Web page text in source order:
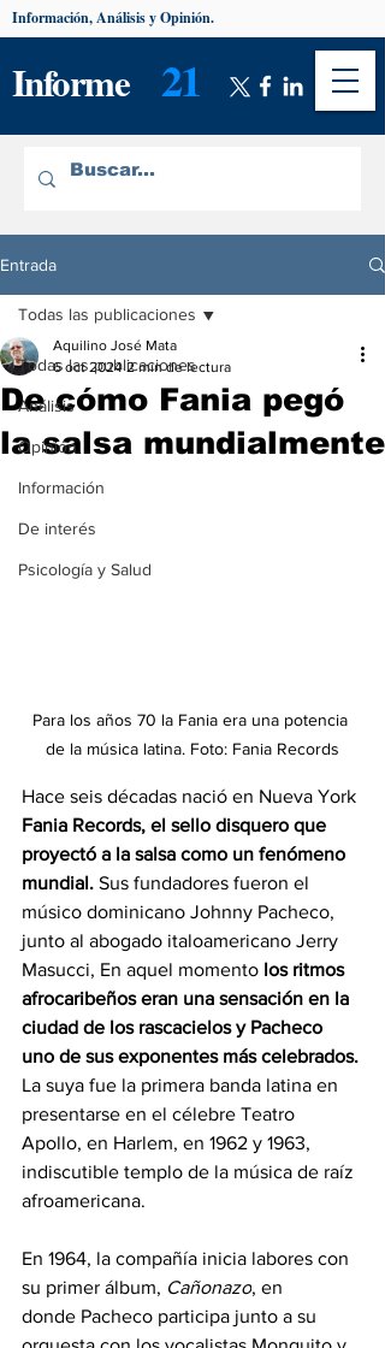
Informe 21
Información, Análisis y Opinión.
Entrada
Todas las publicaciones
Análisis
Opinión
Información
De interés
Psicología y Salud
Todas las publicaciones
De cómo Fania pegó
la salsa mundialmente
Aquilino José Mata
6 oct 2024 2 min de lectura
Para los años 70 la Fania era una potencia
de la música latina. Foto: Fania Records
Hace seis décadas nació en Nueva York
Fania Records, el sello disquero que
proyectó a la salsa como un fenómeno
mundial. Sus fundadores fueron el
músico dominicano Johnny Pacheco,
junto al abogado italoamericano Jerry
Masucci, En aquel momento los ritmos
afrocaribeños eran una sensación en la
ciudad de los rascacielos y Pacheco
uno de sus exponentes más celebrados.
La suya fue la primera banda latina en
presentarse en el célebre Teatro
Apollo, en Harlem, en 1962 y 1963,
indiscutible templo de la música de raíz
afroamericana.
En 1964, la compañía inicia labores con
su primer álbum, Cañonazo, en
donde Pacheco participa junto a su